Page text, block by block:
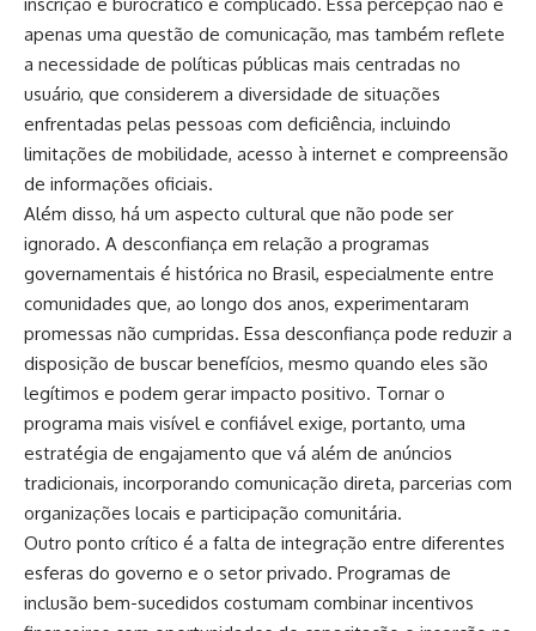
apenas uma questão de comunicação, mas também reflete
a necessidade de políticas públicas mais centradas no
usuário, que considerem a diversidade de situações
enfrentadas pelas pessoas com deficiência, incluindo
limitações de mobilidade, acesso à internet e compreensão
de informações oficiais.
Além disso, há um aspecto cultural que não pode ser
ignorado. A desconfiança em relação a programas
governamentais é histórica no Brasil, especialmente entre
comunidades que, ao longo dos anos, experimentaram
promessas não cumpridas. Essa desconfiança pode reduzir a
disposição de buscar benefícios, mesmo quando eles são
legítimos e podem gerar impacto positivo. Tornar o
programa mais visível e confiável exige, portanto, uma
estratégia de engajamento que vá além de anúncios
tradicionais, incorporando comunicação direta, parcerias com
organizações locais e participação comunitária.
Outro ponto crítico é a falta de integração entre diferentes
esferas do governo e o setor privado. Programas de
inclusão bem-sucedidos costumam combinar incentivos